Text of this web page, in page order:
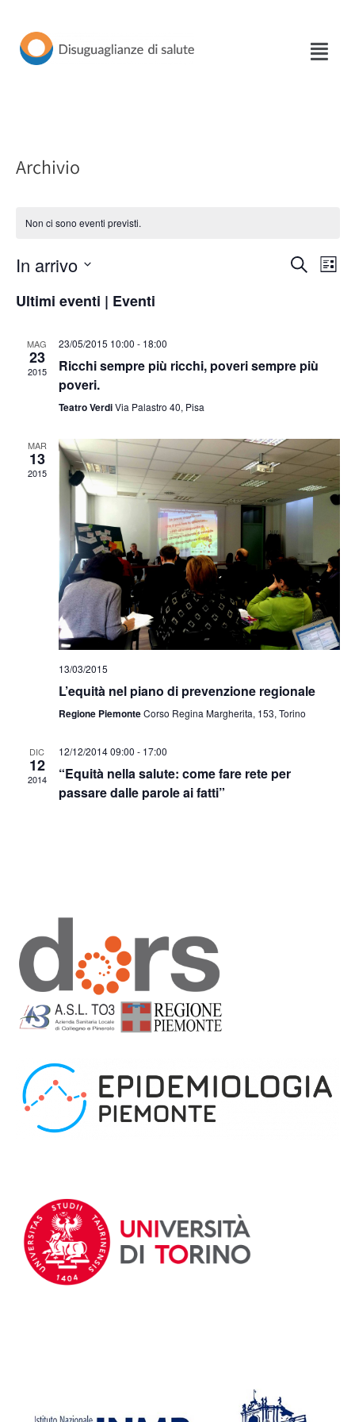
Vai
Archivio
Non ci sono eventi previsti.
Eventi
Cerca Lista
In arrivo
la
Ultimi eventi | Eventi
MAG
23
2015
23/05/2015 10:00 - 18:00
Ricchi sempre più ricchi, poveri sempre più
poveri.
Teatro VerdiVia Palastro 40, Pisa
MAR
13
2015
13/03/2015
L’equità nel piano di prevenzione regionale
Regione PiemonteCorso Regina Margherita, 153, Torino
DIC
12
2014
12/12/2014 09:00 - 17:00
“Equità nella salute: come fare rete per
passare dalle parole ai fatti”